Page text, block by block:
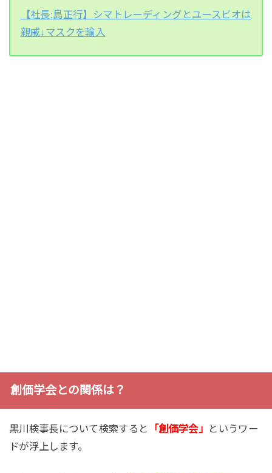
【社長:島正行】シマトレーディングとユースビオは
親戚↓マスクを輸入
創価学会との関係は？
黒川検事長について検索すると 「創価学会」
というワー
ドが浮上します。